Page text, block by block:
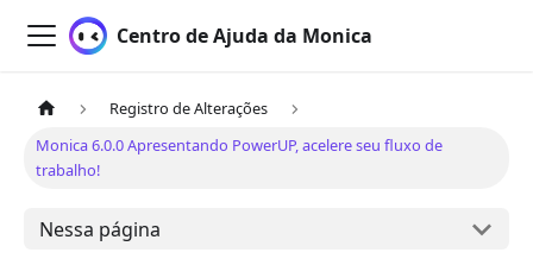
Centro de Ajuda da Monica
Registro de Alterações
Monica 6.0.0 Apresentando PowerUP, acelere seu fluxo de
trabalho!
Nessa página